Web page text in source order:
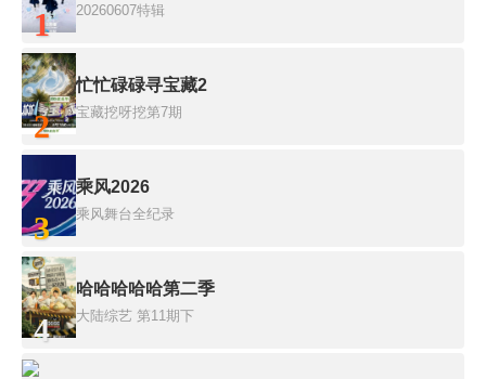
1 20260607特辑
2
忙忙碌碌寻宝藏2
宝藏挖呀挖第7期
3
乘风2026
乘风舞台全纪录
4
哈哈哈哈哈第二季
大陆综艺 第11期下